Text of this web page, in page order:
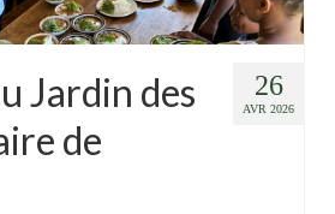
26
AVR 2026
Jardin des
de